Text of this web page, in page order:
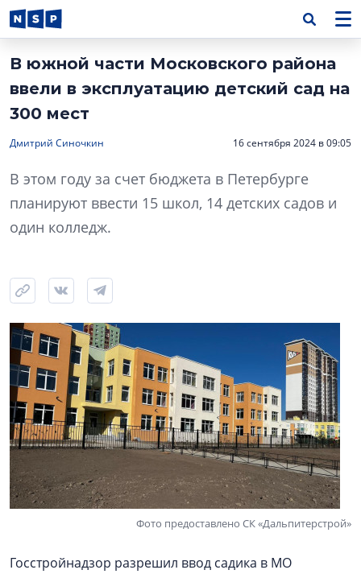
В южной части Московского района
ввели в эксплуатацию детский сад на
300 мест
Дмитрий Синочкин 16 сентября 2024 в 09:05
В этом году за счет бюджета в Петербурге
планируют ввести 15 школ, 14 детских садов и
один колледж.
Фото предоставлено СК «Дальпитерстрой»
Госстройнадзор разрешил ввод садика в МО